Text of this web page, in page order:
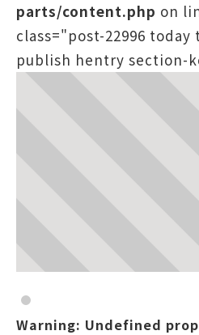
parts/content.php on
class="post-22996
publish hentry section-
Warning: Undefined